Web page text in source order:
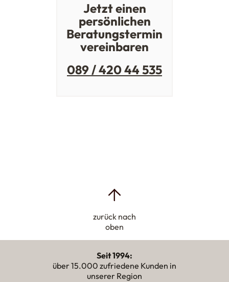
Jetzt einen
persönlichen
Beratungstermin
vereinbaren
089 / 420 44 535
zurück nach
oben
Seit 1994:
über 15.000 zufriedene Kunden in
unserer Region